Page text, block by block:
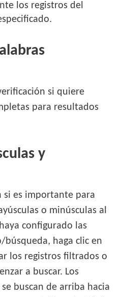
los registros del
si quiere
para resultados
y
si es importante para
o minúsculas al
configurado las
haga clic en
los registros filtrados o
a buscar. Los
buscan de arriba hacia